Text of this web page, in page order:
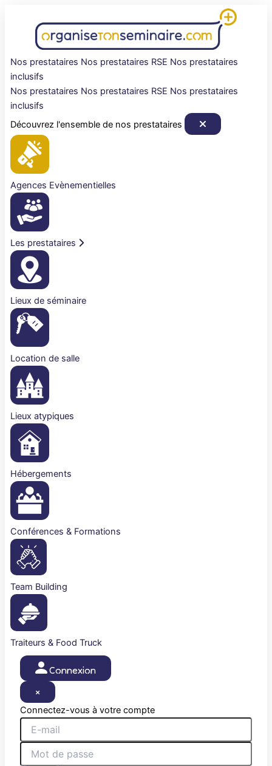
Nos prestataires Nos prestataires RSE Nos prestataires
inclusifs
Nos prestataires Nos prestataires RSE Nos prestataires
inclusifs
Découvrez l'ensemble de nos prestataires
Agences Evènementielles
Les prestataires
Lieux de séminaire
Location de salle
Lieux atypiques
Hébergements
Conférences & Formations
Team Building
Traiteurs & Food Truck
Connexion
×
Connectez-vous à votre compte